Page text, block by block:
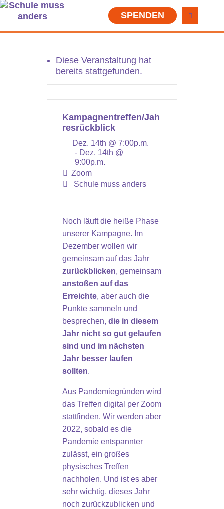
SPENDEN
Diese Veranstaltung hat
bereits stattgefunden.
Kampagnentreffen/Jah
resrückblick
Dez. 14th @ 7:00p.m.
- Dez. 14th @
9:00p.m.
Zoom
Schule muss anders
Noch läuft die heiße Phase
unserer Kampagne. Im
Dezember wollen wir
gemeinsam auf das Jahr
zurückblicken, gemeinsam
anstoßen auf das
Erreichte, aber auch die
Punkte sammeln und
besprechen, die in diesem
Jahr nicht so gut gelaufen
sind und im nächsten
Jahr besser laufen
sollten.
Aus Pandemiegründen wird
das Treffen digital per Zoom
stattfinden. Wir werden aber
2022, sobald es die
Pandemie entspannter
zulässt, ein großes
physisches Treffen
nachholen. Und ist es aber
sehr wichtig, dieses Jahr
noch zurückzublicken und